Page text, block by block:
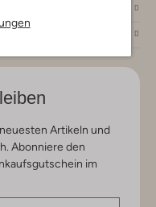
Artikeln und
Abonniere den
im